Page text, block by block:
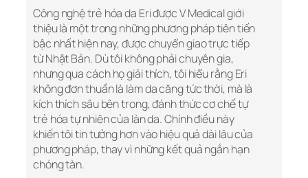
Công nghệ trẻ hóa da Eri được V Medical giới
thiệu là một trong những phương pháp tiên tiến
bậc nhất hiện nay, được chuyển giao trực tiếp
từ Nhật Bản. Dù tôi không phải chuyên gia,
nhưng qua cách họ giải thích, tôi hiểu rằng Eri
không đơn thuần là làm da căng tức thời, mà là
kích thích sâu bên trong, đánh thức cơ chế tự
trẻ hóa tự nhiên của làn da. Chính điều này
khiến tôi tin tưởng hơn vào hiệu quả dài lâu của
phương pháp, thay vì những kết quả ngắn hạn
chóng tàn.